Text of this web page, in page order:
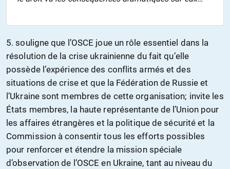
5. souligne que l’OSCE joue un rôle essentiel dans la
résolution de la crise ukrainienne du fait qu’elle
possède l’expérience des conflits armés et des
situations de crise et que la Fédération de Russie et
l’Ukraine sont membres de cette organisation; invite les
États membres, la haute représentante de l’Union pour
les affaires étrangères et la politique de sécurité et la
Commission à consentir tous les efforts possibles
pour renforcer et étendre la mission spéciale
d’observation de l’OSCE en Ukraine, tant au niveau du